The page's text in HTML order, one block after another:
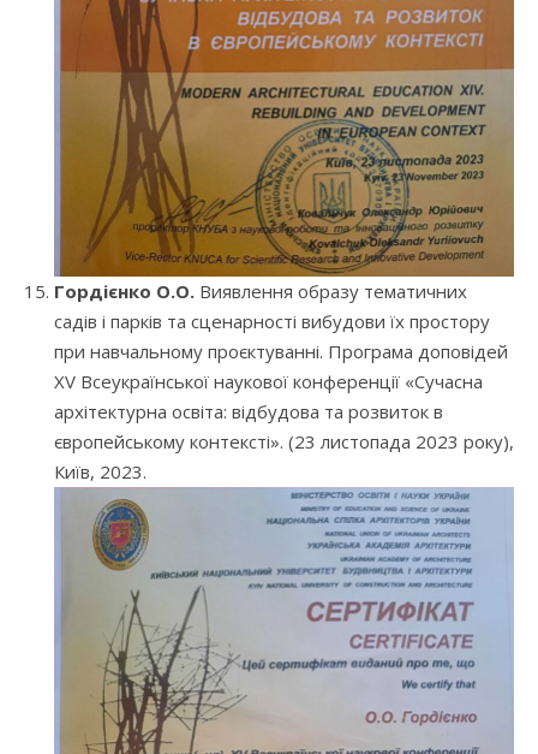
Гордієнко О.О. Виявлення образу тематичних
садів і парків та сценарності вибудови їх простору
при навчальному проєктуванні. Програма доповідей
XV Всеукраїнської наукової конференції «Сучасна
архітектурна освіта: відбудова та розвиток в
європейському контексті». (23 листопада 2023 року),
Київ, 2023.